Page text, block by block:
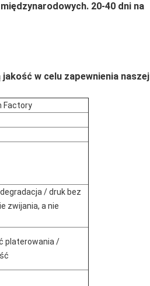
20-40 dni na
w celu zapewnienia naszej
Factory
/ druk bez
zwijania, a nie
platerowania /